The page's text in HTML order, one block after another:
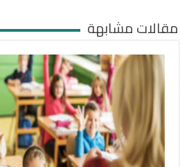
مقالات مشابهة